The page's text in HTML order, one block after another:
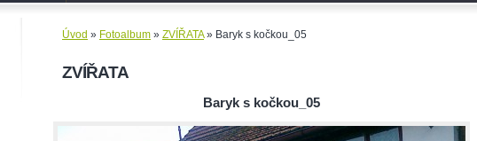
Úvod » Fotoalbum » ZVÍŘATA» Baryk s kočkou_05
ZVÍŘATA
Baryk s kočkou_05